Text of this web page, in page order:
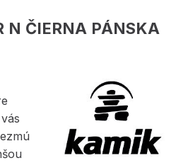
N ČIERNA PÁNSKA